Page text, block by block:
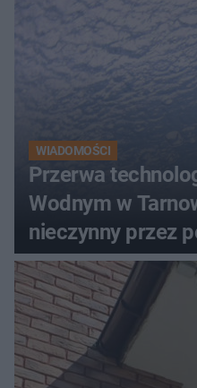
WIADOMOŚCI
Przerwa
Wodnym w
nieczynny przez